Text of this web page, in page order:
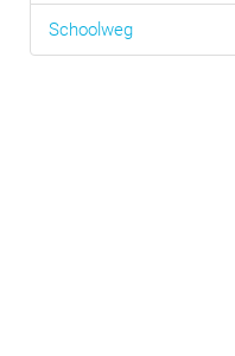
Schoolweg